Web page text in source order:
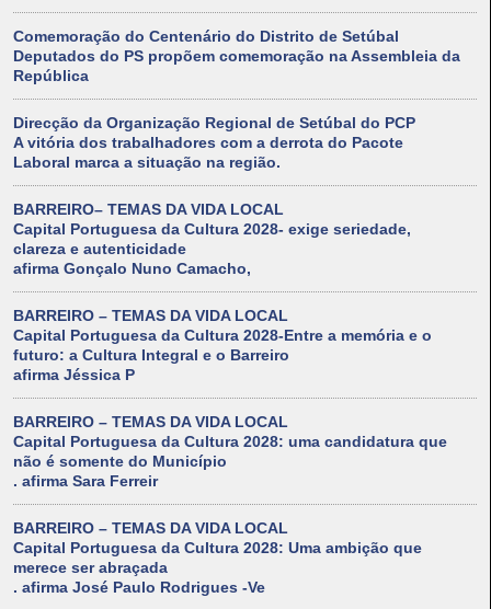
Comemoração do Centenário do Distrito de Setúbal
Deputados do PS propõem comemoração na Assembleia da
República
Direcção da Organização Regional de Setúbal do PCP
A vitória dos trabalhadores com a derrota do Pacote
Laboral marca a situação na região.
BARREIRO– TEMAS DA VIDA LOCAL
Capital Portuguesa da Cultura 2028- exige seriedade,
clareza e autenticidade
afirma Gonçalo Nuno Camacho,
BARREIRO – TEMAS DA VIDA LOCAL
Capital Portuguesa da Cultura 2028-Entre a memória e o
futuro: a Cultura Integral e o Barreiro
afirma Jéssica P
BARREIRO – TEMAS DA VIDA LOCAL
Capital Portuguesa da Cultura 2028: uma candidatura que
não é somente do Município
. afirma Sara Ferreir
BARREIRO – TEMAS DA VIDA LOCAL
Capital Portuguesa da Cultura 2028: Uma ambição que
merece ser abraçada
. afirma José Paulo Rodrigues -Ve